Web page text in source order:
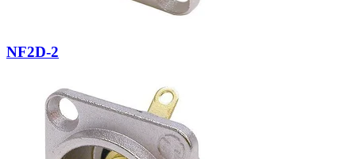
NF2D-2